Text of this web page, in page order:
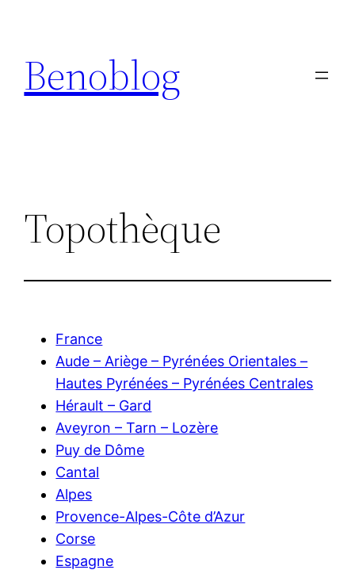
contenu
Benoblog
Topothèque
France
Aude – Ariège – Pyrénées Orientales –
Hautes Pyrénées – Pyrénées Centrales
Hérault – Gard
Aveyron – Tarn – Lozère
Puy de Dôme
Cantal
Alpes
Provence-Alpes-Côte d’Azur
Corse
Espagne